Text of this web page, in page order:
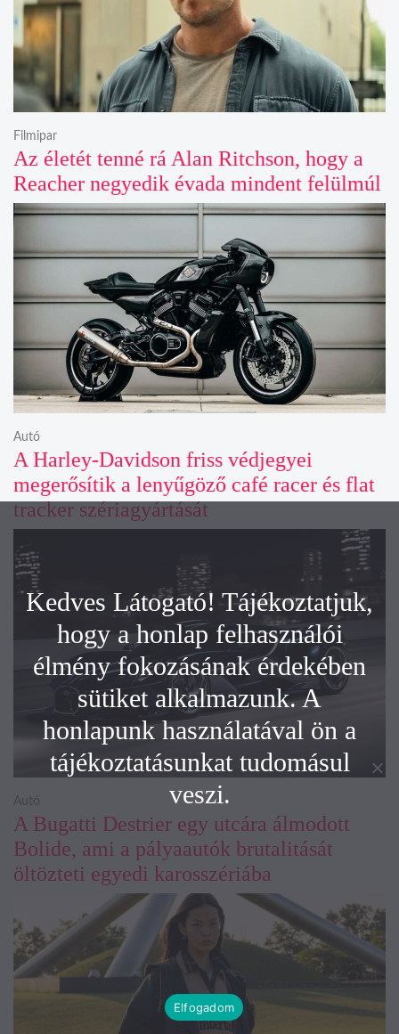
Az életét tenné rá Alan Ritchson, hogy a
Reacher negyedik évada mindent felülmúl
Filmipar
A Harley-Davidson friss védjegyei
megerősítik a lenyűgöző café racer és flat
tracker szériagyártását
Autó
A Bugatti Destrier egy utcára álmodott
Bolide, ami a pályaautók brutalitását
öltözteti egyedi karosszériába
Autó
Kedves Látogató! Tájékoztatjuk,
hogy a honlap felhasználói
élmény fokozásának érdekében
sütiket alkalmazunk. A
honlapunk használatával ön a
tájékoztatásunkat tudomásul
veszi.
Elfogadom